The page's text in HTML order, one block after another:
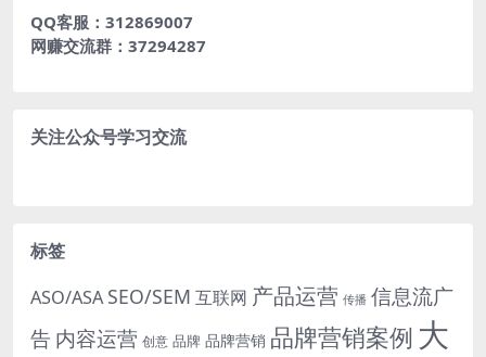
QQ客服：312869007
网赚交流群：37294287
关注公众号学习交流
标签
ASO/ASA SEO/SEM 互联网 产品运营 传播 信息流广
告 内容运营 创意 品牌 品牌营销 品牌营销案例 大